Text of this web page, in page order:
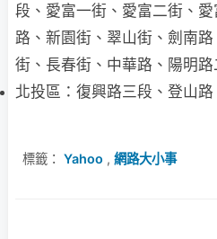
段、愛富一街、愛富二街、
路、新園街、翠山街、劍南
街、長春街、中華路、陽明路
北投區：復興路三段、登山路
標籤： Yahoo , 網路大小事